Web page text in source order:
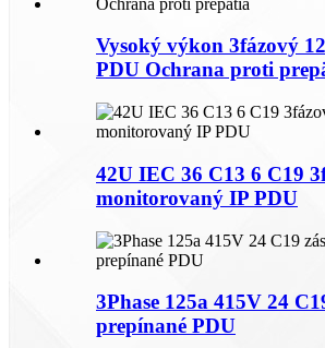
Vysoký výkon 3fázový
PDU Ochrana proti
42U IEC 36 C13 6 C19
monitorovaný IP PDU
3Phase 125a 415V 24
prepínané PDU